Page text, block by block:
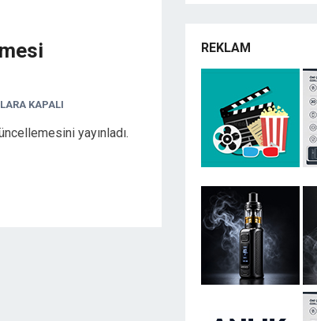
KAPALI
yayınladı.
REKLAM